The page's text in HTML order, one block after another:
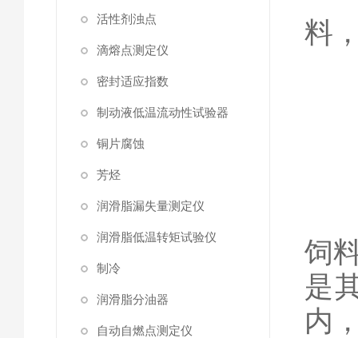
活性剂浊点
滴熔点测定仪
密封适应指数
制动液低温流动性试验器
铜片腐蚀
芳烃
润滑脂漏失量测定仪
润滑脂低温转矩试验仪
制冷
润滑脂分油器
自动自燃点测定仪
料
饲
是
内